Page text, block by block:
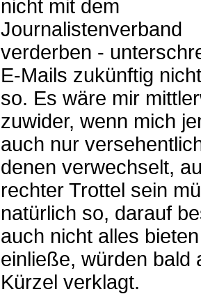
nicht mit dem
Journalistenverband
verderben -
E-Mails zukünftig
so. Es wäre mir
zuwider, wenn mich
auch nur
denen verwechselt,
rechter Trottel sein
natürlich so, darauf
auch nicht alles
einließe, würden bald
Kürzel verklagt.